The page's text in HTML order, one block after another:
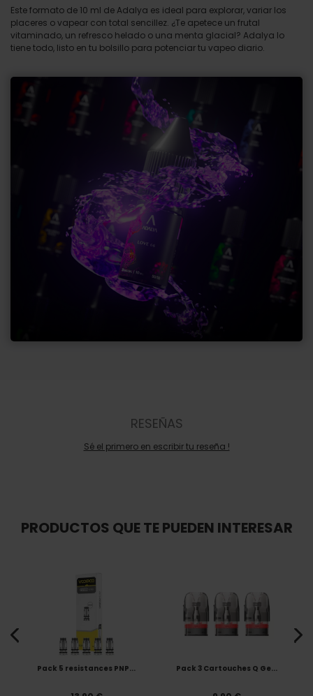
Este formato de 10 ml de Adalya es ideal para explorar, variar los
placeres o vapear con total sencillez. ¿Te apetece un frutal
vitaminado, un refresco helado o una menta glacial? Adalya lo
tiene todo, listo en tu bolsillo para potenciar tu vapeo diario.
RESEÑAS
Sé el primero en escribir tu reseña !
PRODUCTOS QUE TE PUEDEN INTERESAR
Pack 5 resistances PNP... Pack 3 Cartouches Q Ge...